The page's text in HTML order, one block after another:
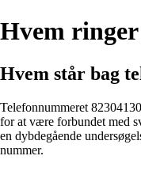
Hvem ringer
Hvem står bag
Telefonnummeret
for at være forbundet med
en dybdegående
nummer.